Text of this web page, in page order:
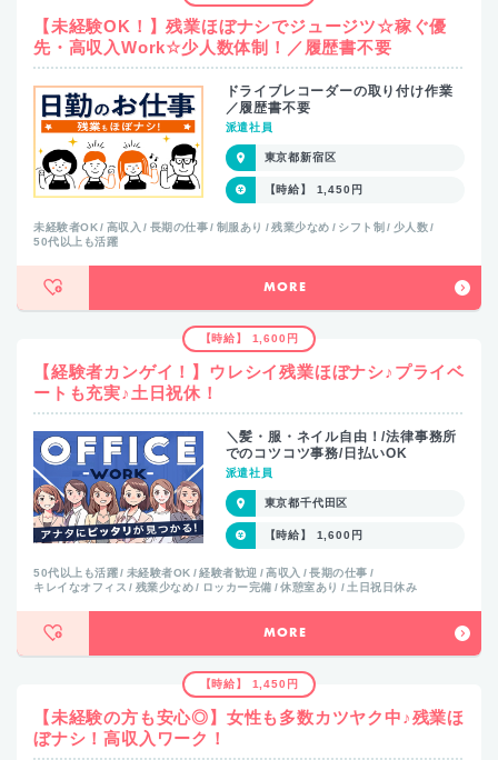
【未経験OK！】残業ほぼナシでジュージツ☆稼ぐ優
先・高収入Work☆少人数体制！／履歴書不要
ドライブレコーダーの取り付け作業
／履歴書不要
派遣社員
東京都新宿区
【時給】 1,450円
未経験者OK 高収入 長期の仕事 制服あり 残業少なめ シフト制
少人数
50代以上も活躍
MORE
【時給】 1,600円
【経験者カンゲイ！】ウレシイ残業ほぼナシ♪プライベ
ートも充実♪土日祝休！
＼髪・服・ネイル自由！/法律事務所
でのコツコツ事務/日払いOK
派遣社員
東京都千代田区
【時給】 1,600円
50代以上も活躍 未経験者OK 経験者歓迎 高収入
長期の仕事
キレイなオフィス
残業少なめ ロッカー完備 休憩室あり 土日祝日休み
MORE
【時給】 1,450円
【未経験の方も安心◎】女性も多数カツヤク中♪残業ほ
ぼナシ！高収入ワーク！